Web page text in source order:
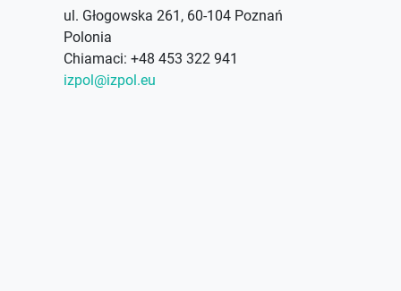
ul. Głogowska 261, 60-104 Poznań
Polonia
Chiamaci: +48 453 322 941
izpol@izpol.eu